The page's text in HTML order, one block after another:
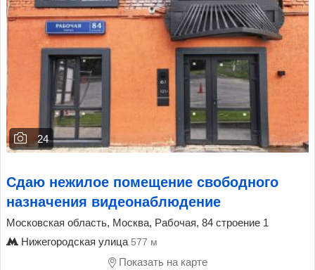
24
Сдаю нежилое помещение свободного
назначения видеонаблюдение
Московская область, Москва, Рабочая, 84 строение 1
Нижегородская улица 577 м
Показать на карте